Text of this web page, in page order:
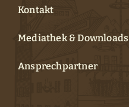
Kontakt
Mediathek & Downloads
Ansprechpartner